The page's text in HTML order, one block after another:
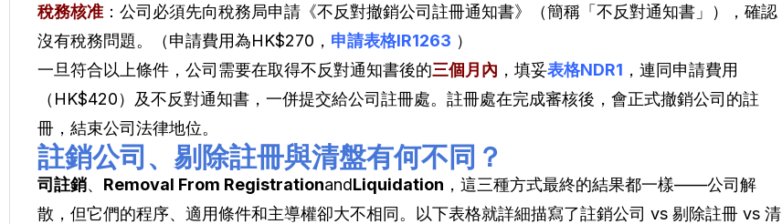
稅務核准 ：公司必須先向稅務局申請《不反對撤銷公司註冊通知書》（簡稱「不反對通知書」），確認
沒有稅務問題。（申請費用為HK$270， 申請表格IR1263 ）
一旦符合以上條件，公司需要在取得不反對通知書後的三個月內 ，填妥表格NDR1 ，連同申請費用
（HK$420）及不反對通知書，一併提交給公司註冊處。註冊處在完成審核後，會正式撤銷公司的註
冊，結束公司法律地位。
註銷公司、剔除註冊與清盤有何不同？
司註銷、 Removal From RegistrationandLiquidation ，這三種方式最終的結果都一樣——公司解
散，但它們的程序、適用條件和主導權卻大不相同。以下表格就詳細描寫了註銷公司 vs 剔除註冊 vs 清